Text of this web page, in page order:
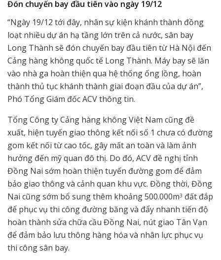
Đón chuyến bay đầu tiên vào ngày 19/12
“Ngày 19/12 tới đây, nhân sự kiện khánh thành đồng
loạt nhiều dự án hạ tầng lớn trên cả nước, sân bay
Long Thành sẽ đón chuyến bay đầu tiên từ Hà Nội đến
Cảng hàng không quốc tế Long Thành. Máy bay sẽ lăn
vào nhà ga hoàn thiện qua hệ thống ống lồng, hoàn
thành thủ tục khánh thành giai đoạn đầu của dự án”,
Phó Tổng Giám đốc ACV thông tin.
Tổng Công ty Cảng hàng không Việt Nam cũng đề
xuất, hiện tuyến giao thông kết nối số 1 chưa có đường
gom kết nối từ cao tốc, gây mất an toàn và làm ảnh
hưởng đến mỹ quan đô thị. Do đó, ACV đề nghị tỉnh
Đồng Nai sớm hoàn thiện tuyến đường gom để đảm
bảo giao thông và cảnh quan khu vực. Đồng thời, Đồng
Nai cũng sớm bổ sung thêm khoảng 500.000m3 đất đắp
để phục vụ thi công đường băng và đẩy nhanh tiến độ
hoàn thành sửa chữa cầu Đồng Nai, nút giao Tân Vạn
để đảm bảo lưu thông hàng hóa và nhân lực phục vụ
thi công sân bay.